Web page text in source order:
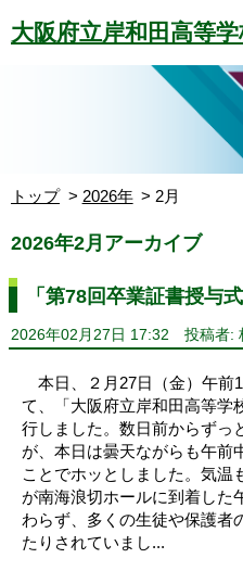
大阪府立岸和田高等
トップ 2026年 2月
2026年2月アーカイブ
「第78回卒業証書授与
2026年02月27日 17:32 投稿者:
本日、２月27日（金）午前
て、「大阪府立岸和田高等学
行しました。数日前からずっ
が、本日は曇天ながらも午前
ことでホッとしました。気
が南海浪切ホールに到着した
わらず、多くの生徒や保護者
たりされていまし...